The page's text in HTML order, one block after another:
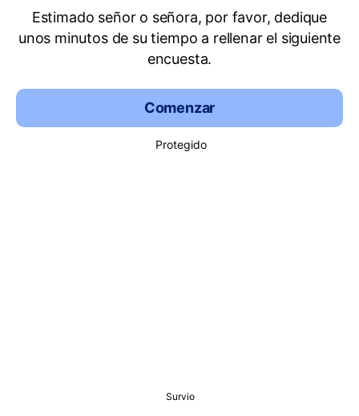
Estimado señor o señora, por favor, dedique
unos minutos de su tiempo a rellenar el siguiente
encuesta.
Comenzar
Protegido
Survio